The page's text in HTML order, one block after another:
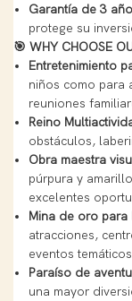
Garantía de 3
protege su
🎯 WHY CHOOSE
Entretenimiento
niños como para
reuniones
Reino
obstáculos,
Obra maestra
púrpura y
excelentes
Mina de oro
atracciones,
eventos
Paraíso de
una mayor